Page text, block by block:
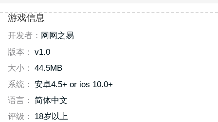
游戏信息
开发者： 网网之易
版本： v1.0
大小： 44.5MB
系统： 安卓4.5+ or ios 10.0+
语言： 简体中文
评级：
18岁以上